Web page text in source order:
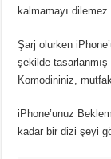
kalmamayı
Şarj olurken
şekilde tasarlanmış
Komodininiz,
iPhone’unuz
kadar bir dizi şeyi